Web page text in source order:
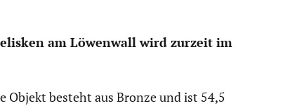
am Löwenwall wird zurzeit im
Objekt besteht aus Bronze und ist 54,5